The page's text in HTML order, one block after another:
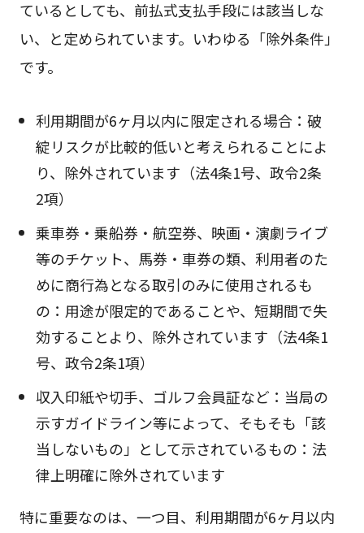
ているとしても、前払式支払手段には該当しな
い、と定められています。いわゆる「除外条件」
です。
利用期間が6ヶ月以内に限定される場合：破
綻リスクが比較的低いと考えられることによ
り、除外されています（法4条1号、政令2条
2項）
乗車券・乗船券・航空券、映画・演劇ライブ
等のチケット、馬券・車券の類、利用者のた
めに商行為となる取引のみに使用されるも
の：用途が限定的であることや、短期間で失
効することより、除外されています（法4条1
号、政令2条1項）
収入印紙や切手、ゴルフ会員証など：当局の
示すガイドライン等によって、そもそも「該
当しないもの」として示されているもの：法
律上明確に除外されています
特に重要なのは、一つ目、利用期間が6ヶ月以内